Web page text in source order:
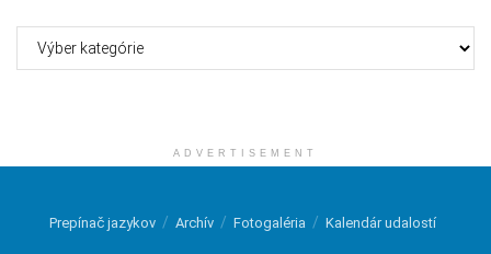
ADVERTISEMENT
Prepínač jazykov Archív Fotogaléria Kalendár udalostí